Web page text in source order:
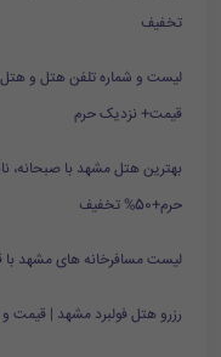
تخفیف
لیست و شماره تلفن هتل و هتل
قیمت+ نزدیک حرم
بهترین هتل مشهد با صبحانه،
حرم+50% تخفیف
لیست مسافرخانه های مشهد با قیمت
رزرو هتل فولبرد مشهد | قیمت و